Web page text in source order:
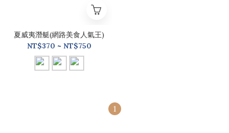
夏威夷潛艇(網路美食人氣王)
NT$370 ~ NT$750
1